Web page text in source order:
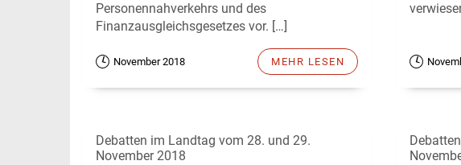
Personennahverkehrs und des
Finanzausgleichsgesetzes vor. […]
November 2018 MEHR LESEN
Debatten im Landtag vom 28. und 29.
November 2018